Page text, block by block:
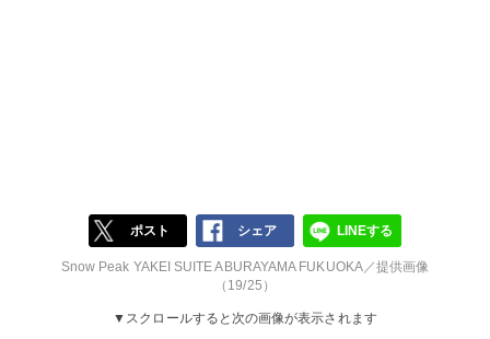
ポスト シェア LINEする
Snow Peak YAKEI SUITE ABURAYAMA FUKUOKA／提供画像
（19/25）
▼スクロールすると次の画像が表示されます